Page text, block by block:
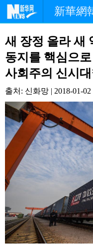
新華網
홈페이지
경제
중한교류
연예
생생 중국어
새 장정 올라 새
동지를 핵심으
사회주의 신시대
출처: 신화망 | 2018-01-